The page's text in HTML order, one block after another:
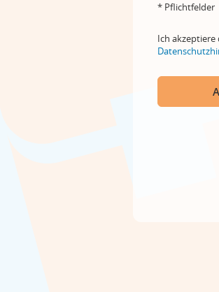
* Pflichtfelder
Ich akzeptiere